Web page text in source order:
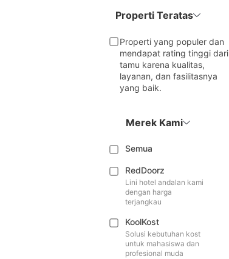
Properti Teratas
Properti yang populer dan
mendapat rating tinggi dari
tamu karena kualitas,
layanan, dan fasilitasnya
yang baik.
Merek Kami
Semua
RedDoorz
Lini hotel andalan kami
dengan harga
terjangkau
KoolKost
Solusi kebutuhan kost
untuk mahasiswa dan
profesional muda